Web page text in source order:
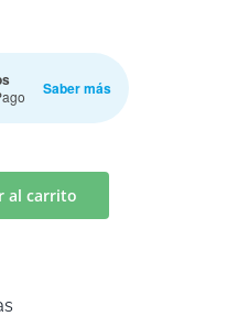
Saber más
al carrito